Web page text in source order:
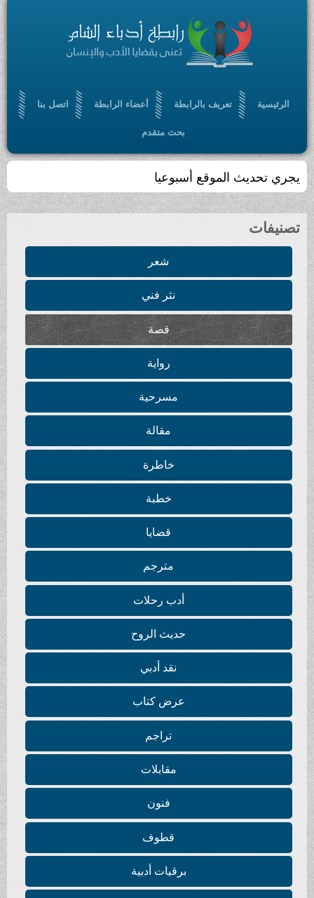
الرئيسية تعريف بالرابطة أعضاء الرابطة اتصل بنا
بحث متقدم
يجري تحديث الموقع أسبوعيا
تصنيفات
شعر
نثر فني
قصة
رواية
مسرحية
مقالة
خاطرة
خطبة
قضايا
مترجم
أدب رحلات
حديث الروح
نقد أدبي
عرض كتاب
تراجم
مقابلات
فنون
قطوف
برقيات أدبية